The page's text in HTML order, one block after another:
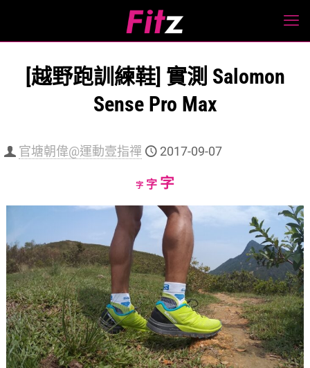
[越野跑訓練鞋] 實測 Salomon
Sense Pro Max
官塘朝偉@運動壹指禪 2017-09-07
字Decrease
size.
字Reset
size.
字Increase
size.